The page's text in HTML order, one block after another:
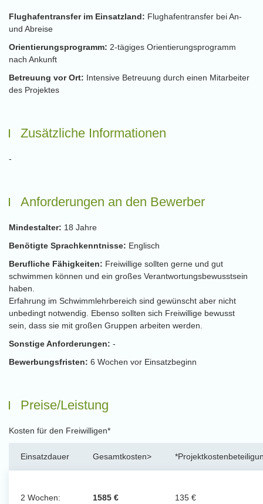
Flughafentransfer im Einsatzland: Flughafentransfer bei An-
und Abreise
Orientierungsprogramm: 2-tägiges Orientierungsprogramm
nach Ankunft
Betreuung vor Ort: Intensive Betreuung durch einen Mitarbeiter
des Projektes
Zusätzliche Informationen
-
Anforderungen an den Bewerber
Mindestalter: 18 Jahre
Benötigte Sprachkenntnisse: Englisch
Berufliche Fähigkeiten: Freiwillige sollten gerne und gut
schwimmen können und ein großes Verantwortungsbewusstsein
haben.
Erfahrung im Schwimmlehrbereich sind gewünscht aber nicht
unbedingt notwendig. Ebenso sollten sich Freiwillige bewusst
sein, dass sie mit großen Gruppen arbeiten werden.
Sonstige Anforderungen: -
Bewerbungsfristen: 6 Wochen vor Einsatzbeginn
Preise/Leistung
Kosten für den Freiwilligen*
Einsatzdauer Gesamtkosten>
2 Wochen: 1585 € 135 €